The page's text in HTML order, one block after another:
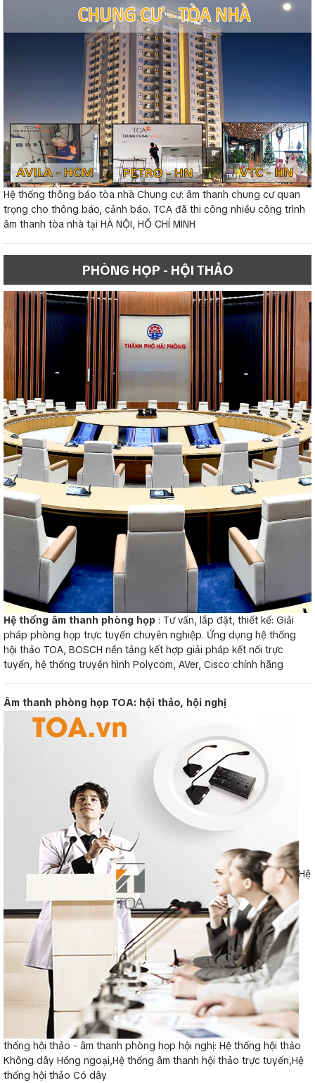
Hệ thống thông báo tòa nhà Chung cư: âm thanh chung cư quan
trọng cho thông báo, cảnh báo. TCA đã thi công nhiều công trình
âm thanh tòa nhà tại HÀ NỘI, HỒ CHÍ MINH
PHÒNG HỌP - HỘI THẢO
Hệ thống âm thanh phòng họp : Tư vấn, lắp đặt, thiết kế: Giải
pháp phòng họp trực tuyến chuyên nghiệp. Ứng dụng hệ thống
hội thảo TOA, BOSCH nền tảng kết hợp giải pháp kết nối trực
tuyến, hệ thống truyền hình Polycom, AVer, Cisco chính hãng
Âm thanh phòng họp TOA: hội thảo, hội nghị
Hệ
thống hội thảo - âm thanh phòng họp hội nghị: Hệ thống hội thảo
Không dây Hồng ngoại,Hệ thống âm thanh hội thảo trực tuyến,Hệ
thống hội thảo Có dây